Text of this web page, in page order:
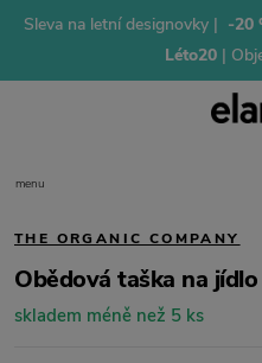
Sleva na letní designovky | -20
Léto20 |
menu
THE ORGANIC COMPANY
Obědová taška na
skladem méně než 5 ks